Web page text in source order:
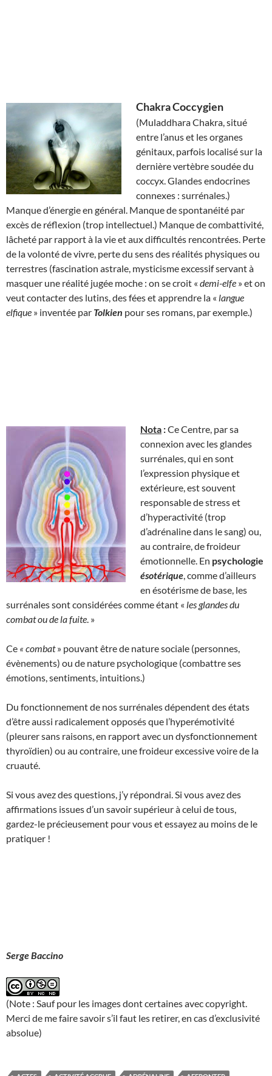
ChakraCoccygien
(Muladdhara Chakra, situé
entre l’anus et les organes
génitaux, parfois localisé sur la
dernière vertèbre soudée du
coccyx. Glandes endocrines
connexes : surrénales.)
Manque d’énergie en général. Manque de spontanéité par
excès de réflexion (trop intellectuel.) Manque de combattivité,
lâcheté par rapport à la vie et aux difficultés rencontrées. Perte
de la volonté de vivre, perte du sens des réalités physiques ou
terrestres (fascination astrale, mysticisme excessif servant à
masquer une réalité jugée moche : on se croit « demi-elfe » et on
veut contacter des lutins, des fées et apprendre la « langue
elfique » inventée par Tolkien pour ses romans, par exemple.)
Nota :Ce Centre, par sa
connexion avec les glandes
surrénales, qui en sont
l’expression physique et
extérieure, est souvent
responsable de stress et
d’hyperactivité (trop
d’adrénaline dans le sang) ou,
au contraire, de froideur
émotionnelle. En psychologie
ésotérique, comme d’ailleurs
en ésotérisme de base, les
surrénales sont considérées comme étant « les glandes du
combat ou de la fuite. »
Ce « combat» pouvant être de nature sociale (personnes,
évènements) ou de nature psychologique (combattre ses
émotions, sentiments, intuitions.)
Du fonctionnement de nos surrénales dépendent des états
d’être aussi radicalement opposés que l’hyperémotivité
(pleurer sans raisons, en rapport avec un dysfonctionnement
thyroïdien) ou au contraire, une froideur excessive voire de la
cruauté.
Si vous avez des questions, j’y répondrai. Si vous avez des
affirmations issues d’un savoir supérieur à celui de tous,
gardez-le précieusement pour vous et essayez au moins de le
pratiquer !
Serge Baccino
(Note : Sauf pour les images dont certaines avec copyright.
Merci de me faire savoir s’il faut les retirer, en cas d’exclusivité
absolue)